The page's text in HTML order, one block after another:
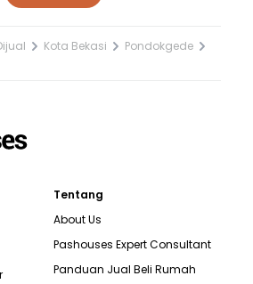
Kota Bekasi
Pondokgede
Tentang
About Us
Pashouses Expert Consultant
Panduan Jual Beli Rumah